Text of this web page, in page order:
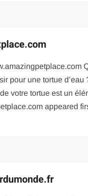
pour une tortue d’eau
votre tortue est un
appeared